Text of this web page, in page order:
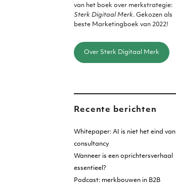
van het boek over merkstrategie:
Sterk Digitaal Merk. Gekozen als
beste Marketingboek van 2022!
Over Sterk Digitaal Merk
Recente berichten
Whitepaper: AI is niet het eind van
consultancy
Wanneer is een oprichtersverhaal
essentieel?
Podcast: merkbouwen in B2B